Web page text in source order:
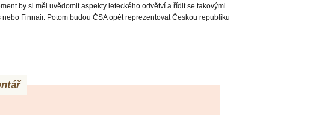
by si měl uvědomit aspekty leteckého odvětví a řídit se takovými
Finnair. Potom budou ČSA opět reprezentovat Českou republiku